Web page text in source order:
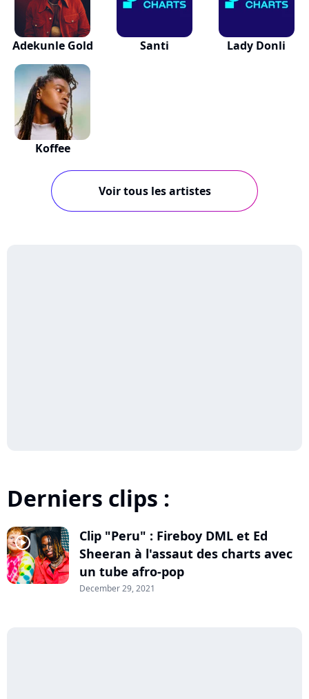
Adekunle Gold Santi Lady Donli
Koffee
Voir tous les artistes
Derniers clips :
player2
Clip "Peru" : Fireboy DML et Ed
Sheeran à l'assaut des charts avec
un tube afro-pop
December 29, 2021